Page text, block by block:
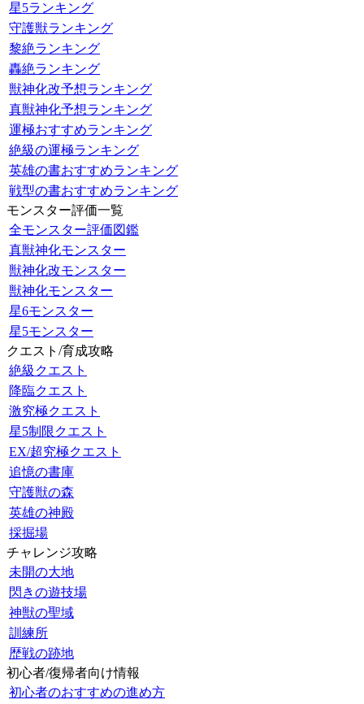
星5ランキング
守護獣ランキング
黎絶ランキング
轟絶ランキング
獣神化改予想ランキング
真獣神化予想ランキング
運極おすすめランキング
絶級の運極ランキング
英雄の書おすすめランキング
戦型の書おすすめランキング
モンスター評価一覧
全モンスター評価図鑑
真獣神化モンスター
獣神化改モンスター
獣神化モンスター
星6モンスター
星5モンスター
クエスト/育成攻略
絶級クエスト
降臨クエスト
激究極クエスト
星5制限クエスト
EX/超究極クエスト
追憶の書庫
守護獣の森
英雄の神殿
採掘場
チャレンジ攻略
未開の大地
閃きの遊技場
神獣の聖域
訓練所
歴戦の跡地
初心者/復帰者向け情報
初心者のおすすめの進め方